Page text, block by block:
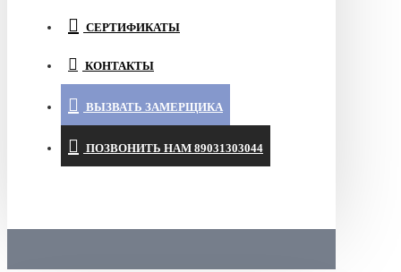
СЕРТИФИКАТЫ
КОНТАКТЫ
ВЫЗВАТЬ ЗАМЕРЩИКА
ПОЗВОНИТЬ НАМ 89031303044